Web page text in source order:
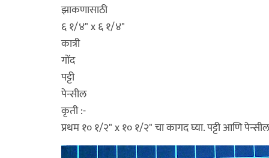
झाकणासाठी
६ १/४" x ६ १/४"
कात्री
गोंद
पट्टी
पेन्सील
कृती :-
प्रथम १० १/२" x १० १/२" चा कागद घ्या. पट्टी आणि